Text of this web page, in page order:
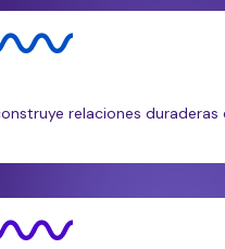
relaciones duraderas